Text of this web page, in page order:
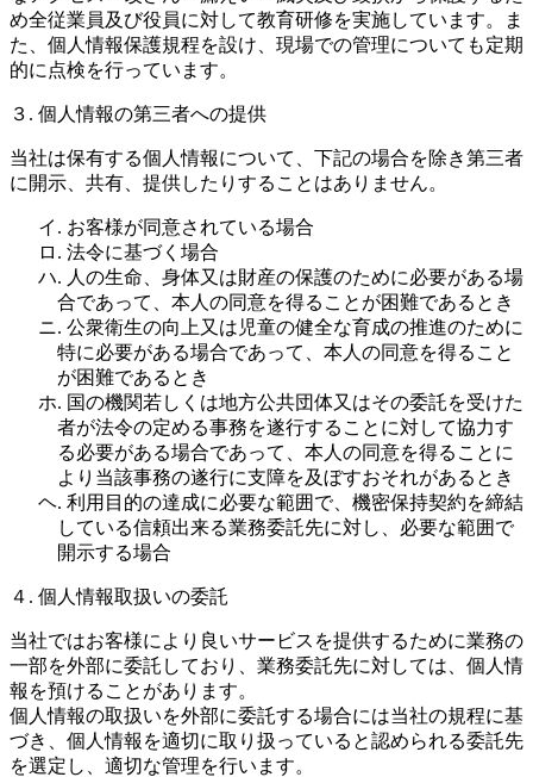
め全従業員及び役員に対して教育研修を実施しています。ま
た、個人情報保護規程を設け、現場での管理についても定期
的に点検を行っています。
３. 個人情報の第三者への提供
当社は保有する個人情報について、下記の場合を除き第三者
に開示、共有、提供したりすることはありません。
イ. お客様が同意されている場合
ロ. 法令に基づく場合
ハ. 人の生命、身体又は財産の保護のために必要がある場
合であって、本人の同意を得ることが困難であるとき
ニ. 公衆衛生の向上又は児童の健全な育成の推進のために
特に必要がある場合であって、本人の同意を得ること
が困難であるとき
ホ. 国の機関若しくは地方公共団体又はその委託を受けた
者が法令の定める事務を遂行することに対して協力す
る必要がある場合であって、本人の同意を得ることに
より当該事務の遂行に支障を及ぼすおそれがあるとき
ヘ. 利用目的の達成に必要な範囲で、機密保持契約を締結
している信頼出来る業務委託先に対し、必要な範囲で
開示する場合
４. 個人情報取扱いの委託
当社ではお客様により良いサービスを提供するために業務の
一部を外部に委託しており、業務委託先に対しては、個人情
報を預けることがあります。
個人情報の取扱いを外部に委託する場合には当社の規程に基
づき、個人情報を適切に取り扱っていると認められる委託先
を選定し、適切な管理を行います。